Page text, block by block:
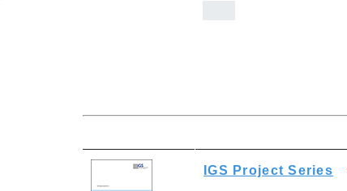
IGS Project Series